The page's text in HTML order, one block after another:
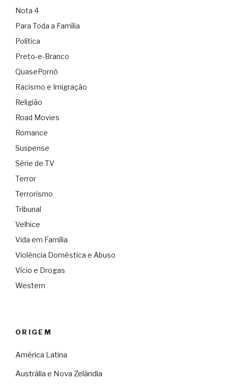
Nota 4
Para Toda a Família
Política
Preto-e-Branco
QuasePornô
Racismo e Imigração
Religião
Road Movies
Romance
Suspense
Série de TV
Terror
Terrorismo
Tribunal
Velhice
Vida em Família
Violência Doméstica e Abuso
Vício e Drogas
Western
ORIGEM
América Latina
Austrália e Nova Zelândia